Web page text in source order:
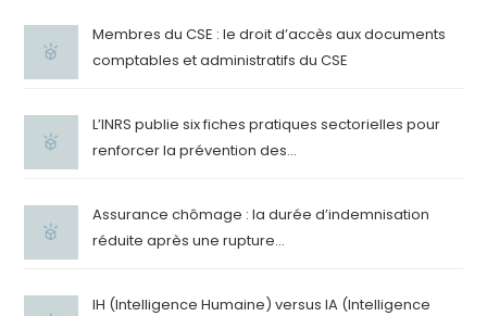
Membres du CSE : le droit d’accès aux documents
comptables et administratifs du CSE
L’INRS publie six fiches pratiques sectorielles pour
renforcer la prévention des...
Assurance chômage : la durée d’indemnisation
réduite après une rupture...
IH (Intelligence Humaine) versus IA (Intelligence